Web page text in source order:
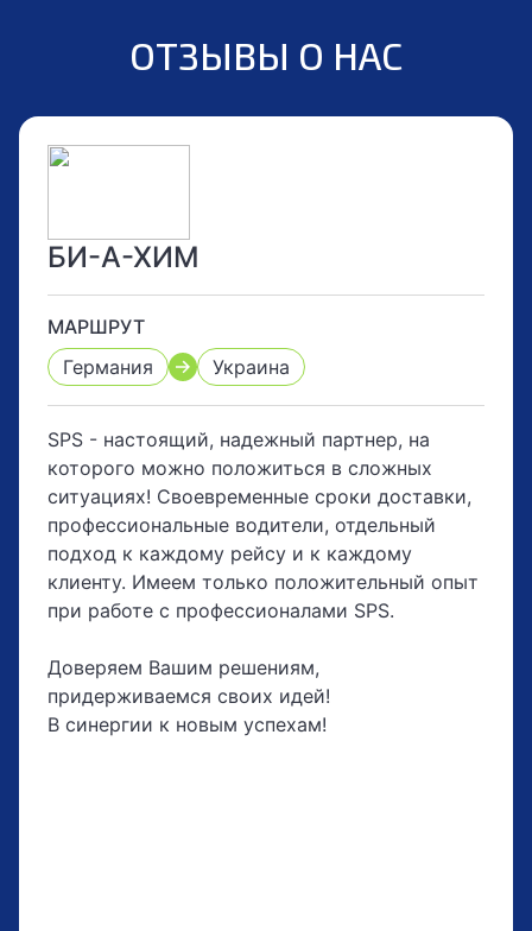
ОТЗЫВЫ О НАС
БИ-А-ХИМ
МАРШРУТ
Германия
Украина
SPS - настоящий, надежный партнер, на
которого можно положиться в сложных
ситуациях! Своевременные сроки доставки,
профессиональные водители, отдельный
подход к каждому рейсу и к каждому
клиенту. Имеем только положительный опыт
при работе с профессионалами SPS.
Доверяем Вашим решениям,
придерживаемся своих идей!
В синергии к новым успехам!